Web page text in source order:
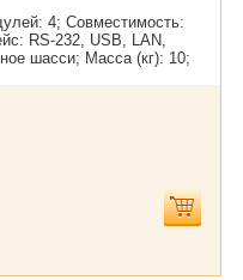
4; Совместимость:
RS-232, USB, LAN,
шасси; Масса (кг): 10;